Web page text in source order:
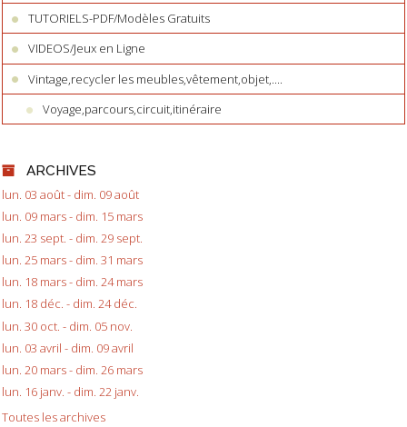
TUTORIELS-PDF/Modèles Gratuits
VIDEOS/Jeux en Ligne
Vintage,recycler les meubles,vêtement,objet,....
Voyage,parcours,circuit,itinéraire
ARCHIVES
lun. 03 août - dim. 09 août
lun. 09 mars - dim. 15 mars
lun. 23 sept. - dim. 29 sept.
lun. 25 mars - dim. 31 mars
lun. 18 mars - dim. 24 mars
lun. 18 déc. - dim. 24 déc.
lun. 30 oct. - dim. 05 nov.
lun. 03 avril - dim. 09 avril
lun. 20 mars - dim. 26 mars
lun. 16 janv. - dim. 22 janv.
Toutes les archives